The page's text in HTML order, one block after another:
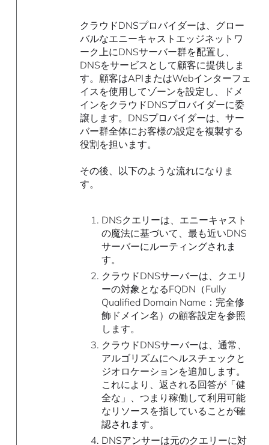
クラウドDNSプロバイダーは、グロー
バルなエニーキャストエッジネットワ
ーク上にDNSサーバー群を配置し、
DNSをサービスとして顧客に提供しま
す。顧客はAPIまたはWebインターフェ
イスを使用してゾーンを設定し、ドメ
インをクラウドDNSプロバイダーに委
譲します。DNSプロバイダーは、サー
バー群全体にお客様の設定を複製する
役割を担います。
その後、以下のような流れになりま
す。
DNSクエリーは、エニーキャスト
の魔法に基づいて、最も近いDNS
サーバーにルーティングされま
す。
クラウドDNSサーバーは、クエリ
ーの対象となるFQDN（Fully
Qualified Domain Name：完全修
飾ドメイン名）の顧客設定を参照
します。
クラウドDNSサーバーは、通常、
アルゴリズムにヘルスチェックと
ジオロケーションを追加します。
これにより、返される回答が「健
全な」、つまり稼働して利用可能
なリソースを指していることが確
認されます。
DNSアンサーは元のクエリーに対